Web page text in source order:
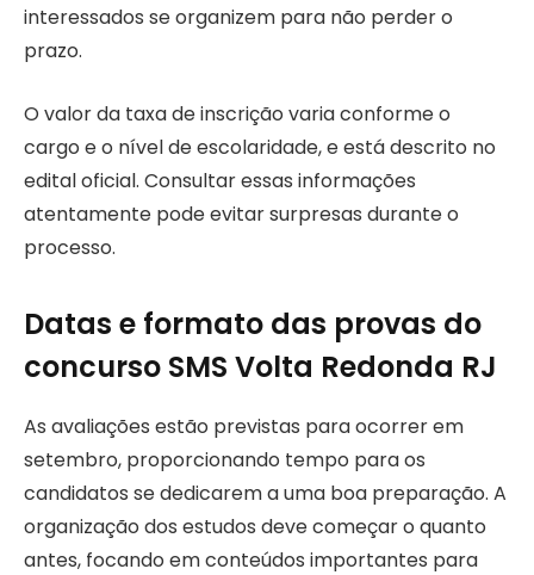
interessados se organizem para não perder o
prazo.
O valor da taxa de inscrição varia conforme o
cargo e o nível de escolaridade, e está descrito no
edital oficial. Consultar essas informações
atentamente pode evitar surpresas durante o
processo.
Datas e formato das provas do
concurso SMS Volta Redonda RJ
As avaliações estão previstas para ocorrer em
setembro, proporcionando tempo para os
candidatos se dedicarem a uma boa preparação. A
organização dos estudos deve começar o quanto
antes, focando em conteúdos importantes para